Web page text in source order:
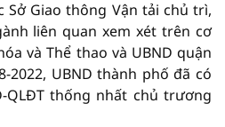
Sở Giao thông Vận tải chủ trì,
liên quan xem xét trên cơ
và Thể thao và UBND quận
2022, UBND thành phố đã có
QLĐT thống nhất chủ trương